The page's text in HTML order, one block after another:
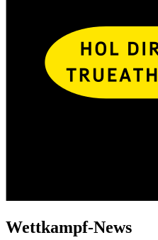
Wettkampf-News